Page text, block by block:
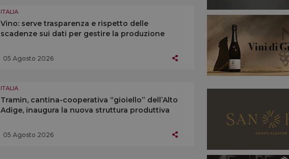
ITALIA
Vino: serve trasparenza e rispetto delle
scadenze sui dati per gestire la produzione
05 Agosto 2026
ITALIA
Tramin, cantina-cooperativa “gioiello” dell’Alto
Adige, inaugura la nuova struttura produttiva
05 Agosto 2026